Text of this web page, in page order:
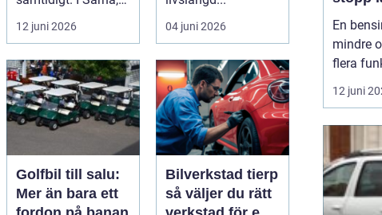
mitt i norra
Dalarna,...
12 juni 2026 04 juni 2026
Golfbil till salu:
Mer än bara ett
Bilverkstad tierp
så väljer du rätt
En
mindre
flera
norra
ortsbor
handlar
12 juni